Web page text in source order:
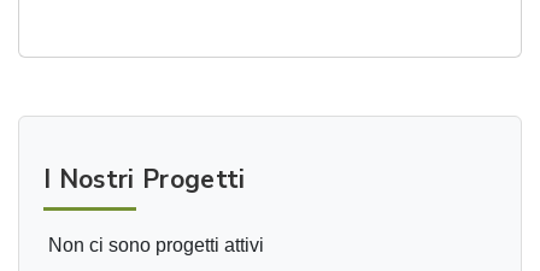
I Nostri Progetti
Non ci sono progetti attivi